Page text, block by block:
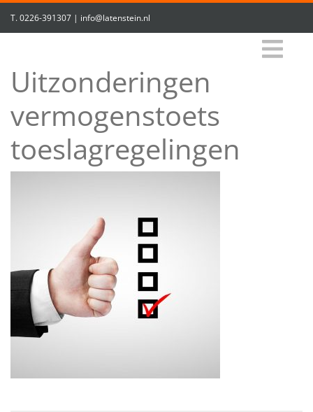
T.0226-391307 | info@latenstein.nl
Uitzonderingen
vermogenstoets
toeslagregelingen